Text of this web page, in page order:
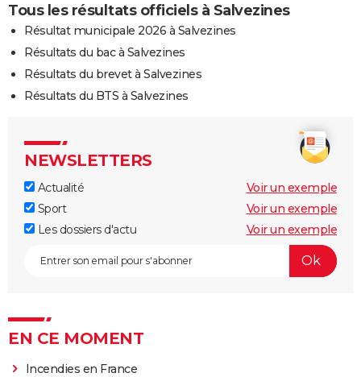
Tous les résultats officiels à Salvezines
Résultat municipale 2026 à Salvezines
Résultats du bac à Salvezines
Résultats du brevet à Salvezines
Résultats du BTS à Salvezines
NEWSLETTERS
Actualité
Voir un exemple
Sport
Voir un exemple
Les dossiers d'actu
Voir un exemple
EN CE MOMENT
Incendies en France